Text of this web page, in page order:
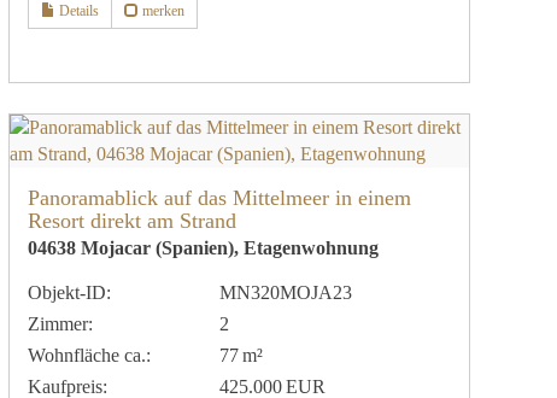
Details merken
Panoramablick auf das Mittelmeer in einem
Resort direkt am Strand
04638 Mojacar (Spanien), Etagenwohnung
Objekt-ID:
MN320MOJA23
Zimmer:
2
Wohnfläche ca.:
77 m²
Kaufpreis:
425.000 EUR